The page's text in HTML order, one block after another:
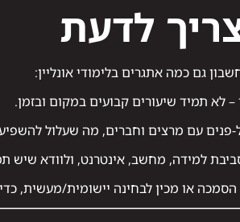
לדעת
גם כמה אתגרים בלימודי אונליין:
לא תמיד שיעורים קבועים במקום ובזמן.
פנים עם מרצים וחברים, מה שעלול
למידה, מחשב, אינטרנט, ולוודא שיש
או מכין לבחינה יישומית/מעשית,